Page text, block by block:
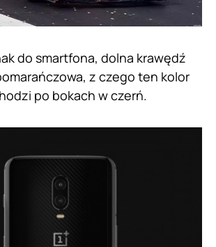
do smartfona, dolna krawędź
z czego ten kolor
po bokach w czerń.